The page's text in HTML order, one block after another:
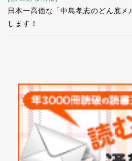
日本一高価な「中島孝志のどん底
します！